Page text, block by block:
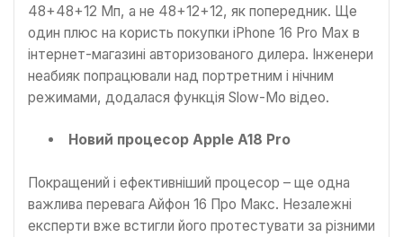
48+48+12 Мп, а не 48+12+12, як попередник. Ще
один плюс на користь покупки iPhone 16 Pro Max в
інтернет-магазині авторизованого дилера. Інженери
неабияк попрацювали над портретним і нічним
режимами, додалася функція Slow-Mo відео.
Новий процесор Apple A18 Pro
Покращений і ефективніший процесор – ще одна
важлива перевага Айфон 16 Про Макс. Незалежні
експерти вже встигли його протестувати за різними